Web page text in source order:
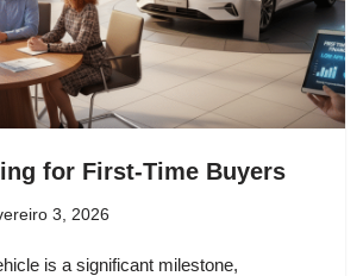
for First-Time Buyers
3, 2026
is a significant milestone,